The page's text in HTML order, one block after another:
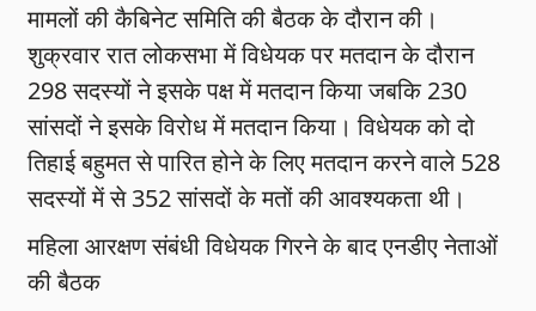
मामलों की कैबिनेट समिति की बैठक के दौरान की।
शुक्रवार रात लोकसभा में विधेयक पर मतदान के दौरान
298 सदस्यों ने इसके पक्ष में मतदान किया जबकि 230
सांसदों ने इसके विरोध में मतदान किया। विधेयक को दो
तिहाई बहुमत से पारित होने के लिए मतदान करने वाले 528
सदस्यों में से 352 सांसदों के मतों की आवश्यकता थी।
महिला आरक्षण संबंधी विधेयक गिरने के बाद एनडीए नेताओं
की बैठक